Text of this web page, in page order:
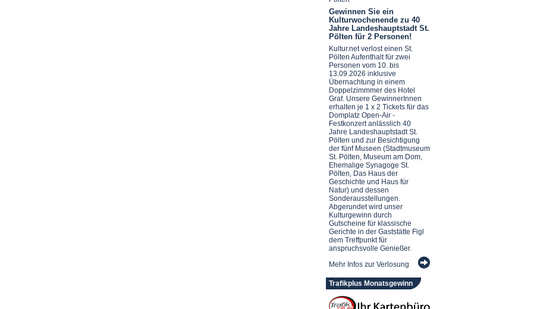
Gewinnen Sie ein
Kulturwochenende zu 40
Jahre Landeshauptstadt St.
Pölten für 2 Personen!
Kultur.net verlost einen St.
Pölten Aufenthalt für zwei
Personen vom 10. bis
13.09.2026 inklusive
Übernachtung in einem
Doppelzimmmer des Hotel
Graf. Unsere GewinnerInnen
erhalten je 1 x 2 Tickets für das
Domplatz Open-Air -
Festkonzert anlässlich 40
Jahre Landeshauptstadt St.
Pölten und zur Besichtigung
der fünf Museen (Stadtmuseum
St. Pölten, Museum am Dom,
Ehemalige Synagoge St.
Pölten, Das Haus der
Geschichte und Haus für
Natur) und dessen
Sonderausstellungen.
Abgerundet wird unser
Kulturgewinn durch
Gutscheine für klassische
Gerichte in der Gaststätte Figl
dem Treffpunkt für
anspruchsvolle Genießer.
Mehr Infos zur Verlosung
Trafikplus Monatsgewinn